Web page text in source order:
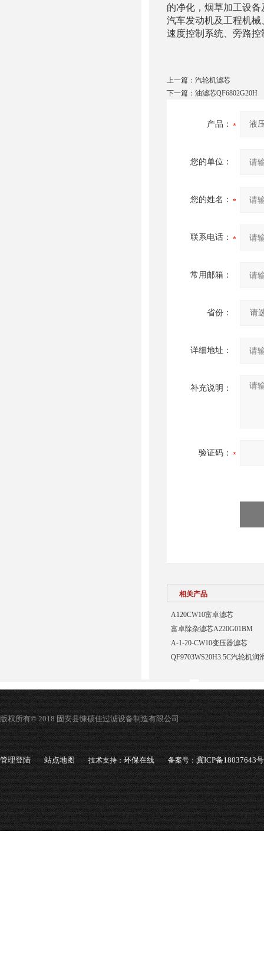
的净化，烟草加工设
汽车发动机及工程机
速度控制系统、旁路
上一篇： 汽轮机滤芯
下一篇： 油滤芯QF6802G20H
产品：
您的单位：
您的姓名：
联系电话：
常用邮箱：
省份：
详细地址：
补充说明：
验证码：
相关产品
A120CW10富卓滤芯
富卓除杂滤芯A220G01BM
A-1-20-CW10变压器滤芯
QF9703WS20H3.5C汽轮机润
版权所有© 2018 固安县慷硕佳过滤设备制造有限公司
管理登陆 站点地图 技术支持：环保在线 备案号：冀ICP备18037643